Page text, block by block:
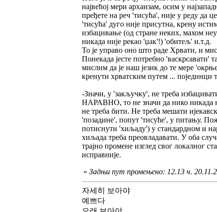
највећој мери архаизам, осим у
пређете на реч 'тисућа', није у реду да
'тисућа' дуго није присутна, крену
избацивање (од стране неких, махом
никада није рекао 'џак'!) 'обитељ' и.т.д.
То је управо оно што раде Хрвати, и
Понекада јесте потребно 'васкрсавати'
мислим да је наш језик до те мере
кренути хрватским путем ... појединци
-Значи, у 'закључку', не треба
НАРАВНО, то не значи да нико никада
не треба бити. Не треба мешати
'позадине', попут 'тисуће', у питању.
потиснути 'хиљаду') у стандардном и
хиљада треба преовладавати. У оба
трајно промене изглед свог локалног
исправније.
« Задњи пут промењено: 12.13 ч.
자세히 보아야
예쁘다